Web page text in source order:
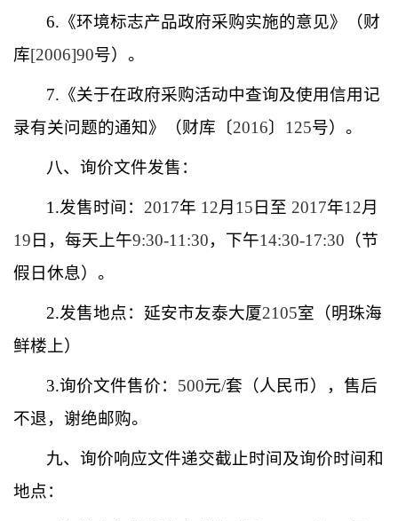
6. 《环境标志产品政府采购实施的意见》（财
库[2006]90号）。
7. 《关于在政府采购活动中查询及使用信用记
录有关问题的通知》（财库〔2016〕 125号）。
八、询价文件发售：
1.发售时间： 2017年 12月 15 日至 2017年12月
19 日，每天上午9:30-11:30，下午14:30-17:30 （节
假日休息）。
2.发售地点：延安市友泰大厦2105室（明珠海
鲜楼上）
3.询价文件售价： 500元/套（人民币），售后
不退，谢绝邮购。
九、询价响应文件递交截止时间及询价时间和
地点：